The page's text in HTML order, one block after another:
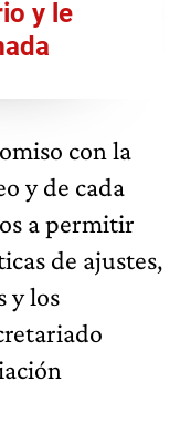
y le
con la
y de cada
a permitir
de ajustes,
y los